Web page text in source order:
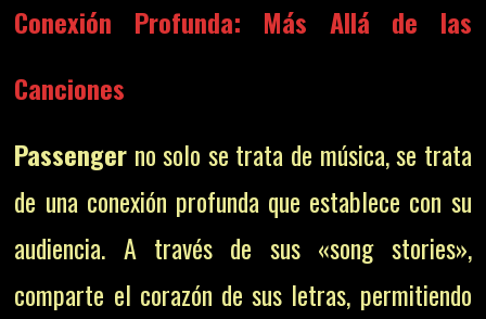
Conexión Profunda: Más Allá de las
Canciones
Passenger no solo se trata de música, se trata
de una conexión profunda que establece con su
audiencia. A través de sus «song stories»,
comparte el corazón de sus letras, permitiendo